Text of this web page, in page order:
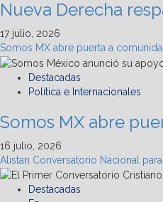
Nueva Derecha
17 julio, 2026
Somos MX abre puerta a
Destacadas
Política e Internacionales
Somos MX abre
16 julio, 2026
Alistan Conversatorio Nacional
Destacadas